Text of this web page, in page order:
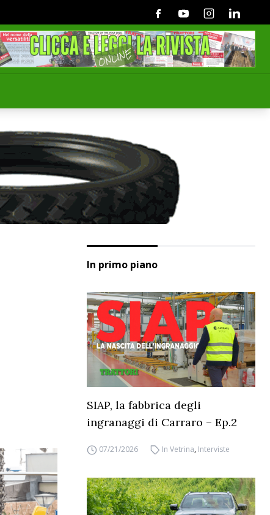
FacebookYoutubeInstagramLinkedin
In primo piano
SIAP, la fabbrica degli
ingranaggi di Carraro – Ep.2
07/21/2026 In Vetrina, Interviste